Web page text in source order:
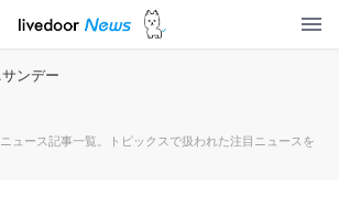
ンデー
ュース記事一覧。トピックスで扱われた注目ニュースを